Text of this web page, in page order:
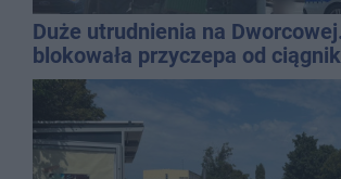
Duże utrudnienia na
blokowała przyczepa od